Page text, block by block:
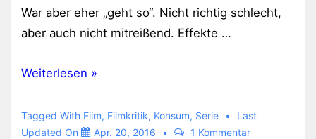
War aber eher „geht so“. Nicht richtig schlecht,
aber auch nicht mitreißend. Effekte …
The
Chronicles
Weiterlesen »
Tagged With Film, Filmkritik, Konsum, Serie
Last
Updated On
Apr. 20, 2016 1 Kommentar